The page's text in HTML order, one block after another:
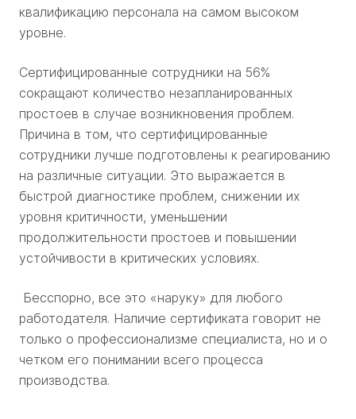
квалификацию персонала на самом высоком
уровне.
Сертифицированные сотрудники на 56%
сокращают количество незапланированных
простоев в случае возникновения проблем.
Причина в том, что сертифицированные
сотрудники лучше подготовлены к реагированию
на различные ситуации. Это выражается в
быстрой диагностике проблем, снижении их
уровня критичности, уменьшении
продолжительности простоев и повышении
устойчивости в критических условиях.
Бесспорно, все это «наруку» для любого
работодателя. Наличие сертификата говорит не
только о профессионализме специалиста, но и о
четком его понимании всего процесса
производства.